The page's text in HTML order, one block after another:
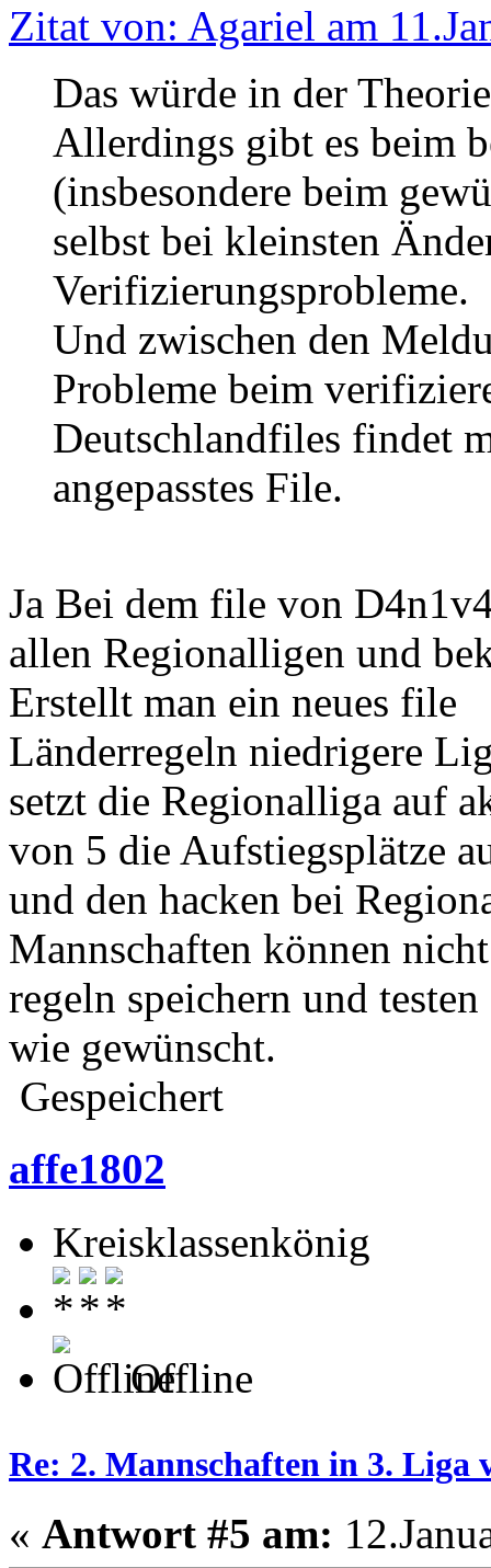
Zitat von: Agariel am
Das würde in der
Allerdings gibt es beim
(insbesondere beim
selbst bei kleinsten
Verifizierungsprobleme.
Und zwischen den
Probleme beim
Deutschlandfiles findet
angepasstes File.
Ja Bei dem file von
allen Regionalligen und
Erstellt man ein neues file
Länderregeln niedrigere
setzt die Regionalliga auf
von 5 die Aufstiegsplätze
und den hacken bei
Mannschaften können
regeln speichern und
wie gewünscht.
Gespeichert
affe1802
Kreisklassenkönig
Offline
Re: 2. Mannschaften in 3. Liga
« Antwort #5 am: